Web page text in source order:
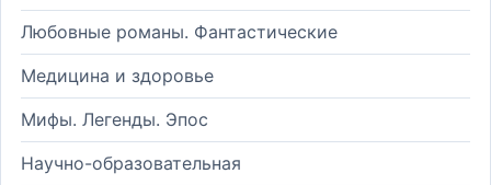
Любовные романы. Фантастические
Медицина и здоровье
Мифы. Легенды. Эпос
Научно-образовательная